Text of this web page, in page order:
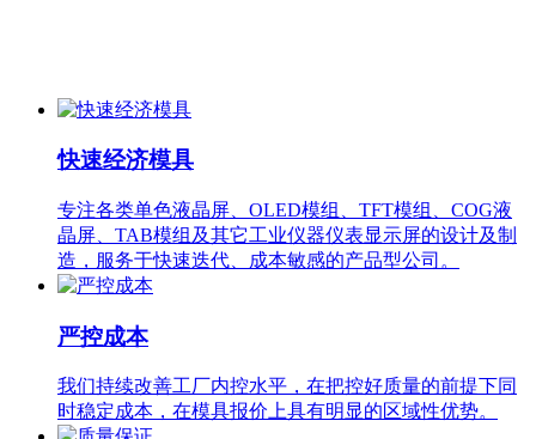
快速经济模具
专注各类单色液晶屏、OLED模组、TFT模组、COG液
晶屏、TAB模组及其它工业仪器仪表显示屏的设计及制
造，服务于快速迭代、成本敏感的产品型公司。
严控成本
我们持续改善工厂内控水平，在把控好质量的前提下同
时稳定成本，在模具报价上具有明显的区域性优势。